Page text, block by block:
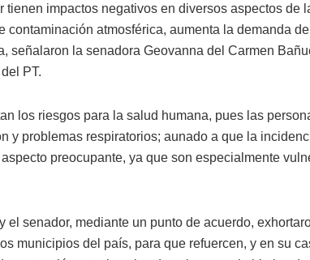
tienen impactos negativos en diversos aspectos de
contaminación atmosférica, aumenta la demanda
señalaron la senadora Geovanna del Carmen
PT.
los riesgos para la salud humana, pues las
y problemas respiratorios; aunado a que la
preocupante, ya que son especialmente
el senador, mediante un punto de acuerdo,
municipios del país, para que refuercen, y en su